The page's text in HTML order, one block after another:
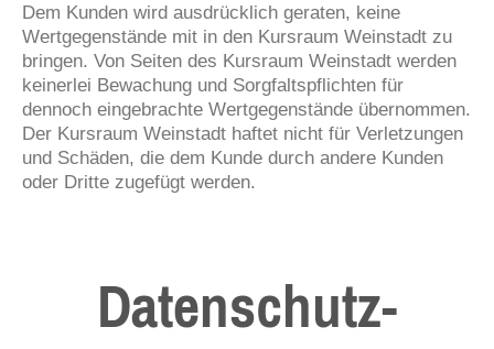
Dem Kunden wird ausdrücklich geraten, keine
Wertgegenstände mit in den Kursraum Weinstadt zu
bringen. Von Seiten des Kursraum Weinstadt werden
keinerlei Bewachung und Sorgfaltspflichten für
dennoch eingebrachte Wertgegenstände übernommen.
Der Kursraum Weinstadt haftet nicht für Verletzungen
und Schäden, die dem Kunde durch andere Kunden
oder Dritte zugefügt werden.
Datenschutz-